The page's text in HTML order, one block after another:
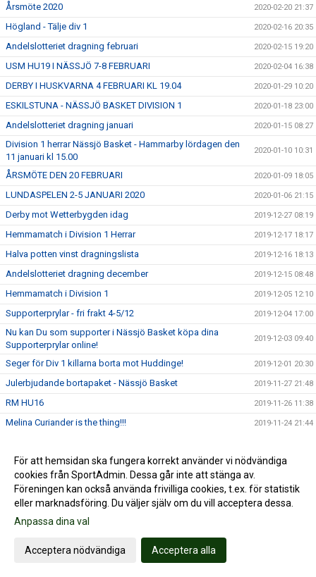
Årsmöte 2020 2020-02-20 21:37
Högland - Tälje div 1 2020-02-16 20:35
Andelslotteriet dragning februari 2020-02-15 19:20
USM HU19 I NÄSSJÖ 7-8 FEBRUARI 2020-02-04 16:38
DERBY I HUSKVARNA 4 FEBRUARI KL 19.04 2020-01-29 10:20
ESKILSTUNA - NÄSSJÖ BASKET DIVISION 1 2020-01-18 23:00
Andelslotteriet dragning januari 2020-01-15 08:27
Division 1 herrar Nässjö Basket - Hammarby lördagen den
11 januari kl 15.00
2020-01-10 10:31
ÅRSMÖTE DEN 20 FEBRUARI 2020-01-09 18:05
LUNDASPELEN 2-5 JANUARI 2020 2020-01-06 21:15
Derby mot Wetterbygden idag 2019-12-27 08:19
Hemmamatch i Division 1 Herrar 2019-12-17 18:17
Halva potten vinst dragningslista 2019-12-16 18:13
Andelslotteriet dragning december 2019-12-15 08:48
Hemmamatch i Division 1 2019-12-05 12:10
Supporterprylar - fri frakt 4-5/12 2019-12-04 17:00
Nu kan Du som supporter i Nässjö Basket köpa dina
Supporterprylar online!
2019-12-03 09:40
Seger för Div 1 killarna borta mot Huddinge! 2019-12-01 20:30
Julerbjudande bortapaket - Nässjö Basket 2019-11-27 21:48
RM HU16 2019-11-26 11:38
Melina Curiander is the thing!!! 2019-11-24 21:44
Profilkläder 2019-11-18 13:43
USM HU-17
Andelslotteri dragning november 2019-11-15 15:53
Derby i Division 1 herrar 13 november
För att hemsidan ska fungera korrekt använder vi nödvändiga
cookies från SportAdmin. Dessa går inte att stänga av.
Föreningen kan också använda frivilliga cookies, t.ex. för statistik
eller marknadsföring. Du väljer själv om du vill acceptera dessa.
Anpassa dina val
Acceptera nödvändiga Acceptera alla